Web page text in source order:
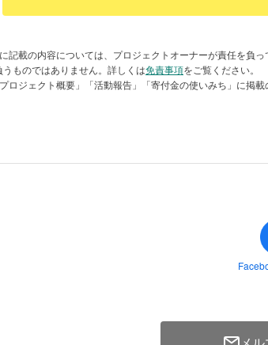
、保護・譲渡対象のうち約45％がシニア世代以
譲渡の人気は子犬・子猫に集中し、成犬・
しい家族が見つかりにくいのが現状です。
記載の内容については、プロジェクトオーナーが責任を負
ものではありません。詳しくは免責事項をご覧ください。
ロジェクト概要」「活動報告」「寄付金の使いみち」に掲載